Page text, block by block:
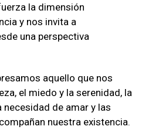
la dimensión
y nos invita a
una perspectiva
aquello que nos
el miedo y la serenidad, la
de amar y las
nuestra existencia.